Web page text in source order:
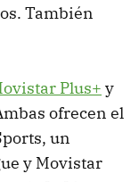
También
Plus+ y
ofrecen el
un
y Movistar